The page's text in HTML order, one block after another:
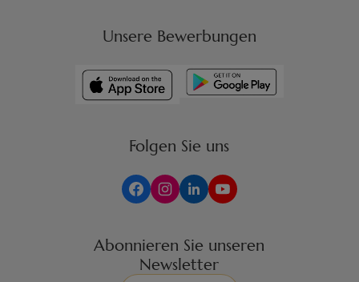
Unsere Bewerbungen
Folgen Sie uns
Abonnieren Sie unseren
Newsletter